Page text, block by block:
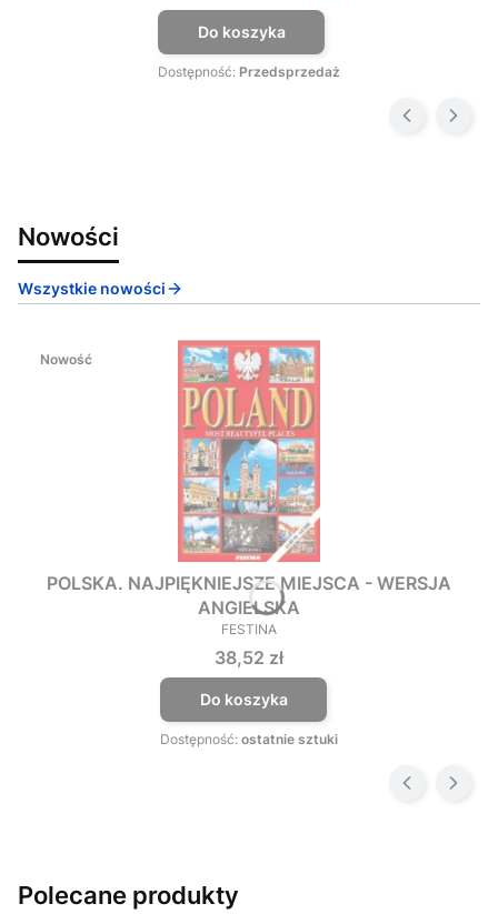
Do koszyka
Dostępność: Przedsprzedaż
Nowości
Wszystkie nowości
Nowość
POLSKA. NAJPIĘKNIEJSZE MIEJSCA - WERSJA
ANGIELSKA
PRODUCENT
FESTINA
Cena
38,52 zł
Do koszyka
Dostępność: ostatnie sztuki
Polecane produkty